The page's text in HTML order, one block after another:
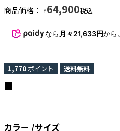
商品価格： ¥64,900税込
なら 月々21,633円から
1,770 ポイント 送料無料
カラー サイズ